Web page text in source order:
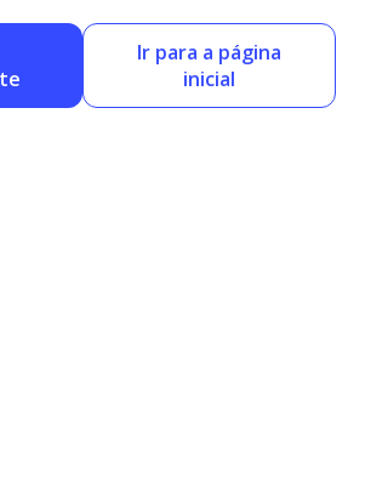
Ir para a página
inicial